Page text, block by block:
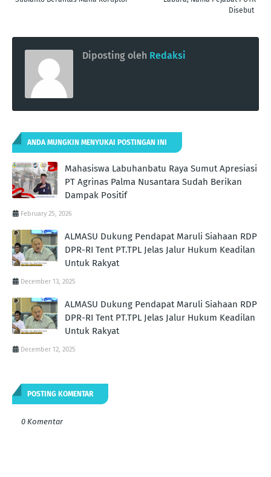
Disebut ‎
Diposting oleh Redaksi
ANDA MUNGKIN MENYUKAI POSTINGAN INI
Mahasiswa Labuhanbatu Raya Sumut Apresiasi
PT Agrinas Palma Nusantara Sudah Berikan
Dampak Positif
February 25, 2026
ALMASU Dukung Pendapat Maruli Siahaan RDP
DPR-RI Tent PT.TPL Jelas Jalur Hukum Keadilan
Untuk Rakyat
December 13, 2025
ALMASU Dukung Pendapat Maruli Siahaan RDP
DPR-RI Tent PT.TPL Jelas Jalur Hukum Keadilan
Untuk Rakyat
December 12, 2025
POSTING KOMENTAR
0 Komentar